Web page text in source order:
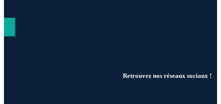
Retrouvez nos réseaux sociaux !